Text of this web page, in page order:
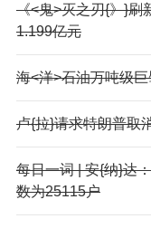
《<鬼>灭之刃{》}刷
1.199亿元
海<洋>石油万吨级
卢{拉}请求特朗普取
每日一词 | 安{纳}达
数为25115户